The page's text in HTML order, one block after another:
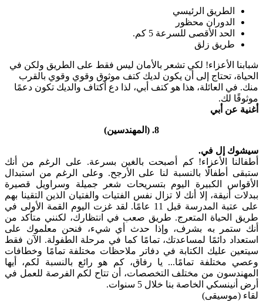
الطريق الرئيسي
الدوران محظور
الحد الأقصى للسرعة 5 كم.
طريق زلق
شبابنا الأعزاء! لكي تشعر بالأمان ليس فقط على الطريق ولكن في
الحياة، تحتاج إلى أن يكون لديك كتف موثوق وقوي وقوي بالقرب
منك. في العائلة، هذا هو كتف أبي، لذا دع أكتاف والديك تكون دعمًا
موثوقًا لك.
أغنية عن أبي
8. (المهندسين)
سيشوك إل في.
أطفالنا الأعزاء! كم أصبحت بالغين بسرعة. على الرغم من أنك
ستبقى أطفالًا بالنسبة لنا على الأرجح. وعلى الرغم من استبدال
الأقواس الكبيرة اليوم بتسريحات شعر جميلة وسراويل قصيرة
ببدلات أنيقة، إلا أنك لا تزال نفس الفتيات والفتيان الذين التقينا بهم
على عتبة المدرسة قبل 11 عامًا. لقد غزت اليوم القمة الأولى في
طريق الحياة المتعرج. طريق صعب في انتظارك، لكنني متأكد من
أنك ستمر به بشرف، وإذا حدث أي شيء، فنحن معلموك على
استعداد دائمًا لمساعدتك، تمامًا كما في مرحلة الطفولة. الآن فقط
سيتعين عليك الكتابة في دفاتر ملاحظات مختلفة تمامًا وخطافات
وعصي مختلفة تمامًا... يا رفاق، كم هو رائع بالنسبة لكم، أيها
المهندسون من مختلف التخصصات، أن تتاح لكم الفرصة للعمل في
أرض أنينسكي الخاصة بنا خلال 5 سنوات.
لقاء (موسيقى)